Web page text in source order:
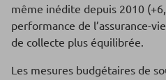
même inédite depuis 2010
performance de l’assurance-
de collecte plus équilibrée.
Les mesures budgétaires de